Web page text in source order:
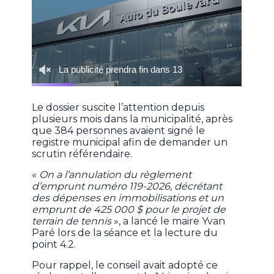
Le dossier suscite l’attention depuis
plusieurs mois dans la municipalité, après
que 384 personnes avaient signé le
registre municipal afin de demander un
scrutin référendaire.
« On a l’annulation du règlement
d’emprunt numéro 119-2026, décrétant
des dépenses en immobilisations et un
emprunt de 425 000 $ pour le projet de
terrain de tennis», a lancé le maire Yvan
Paré lors de la séance et la lecture du
point 4.2.
Pour rappel, le conseil avait adopté ce